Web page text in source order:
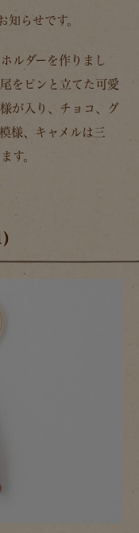
らせです。
ルダーを作りまし
をピンと立てた可愛
が入り、チョコ、グ
様、キャメルは三
す。